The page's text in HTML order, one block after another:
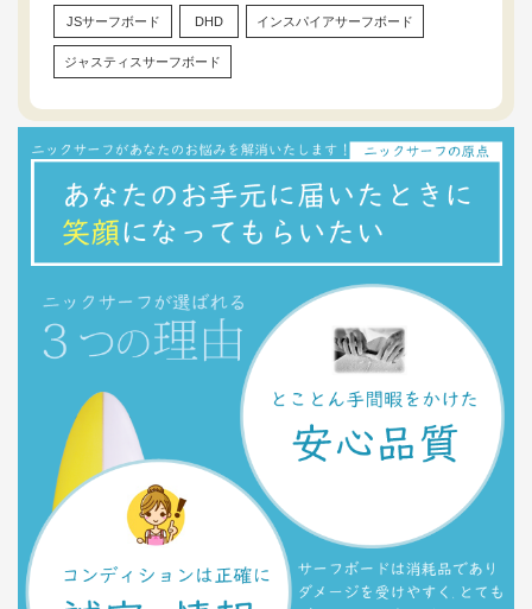
JSサーフボード DHD インスパイアサーフボード
ジャスティスサーフボード